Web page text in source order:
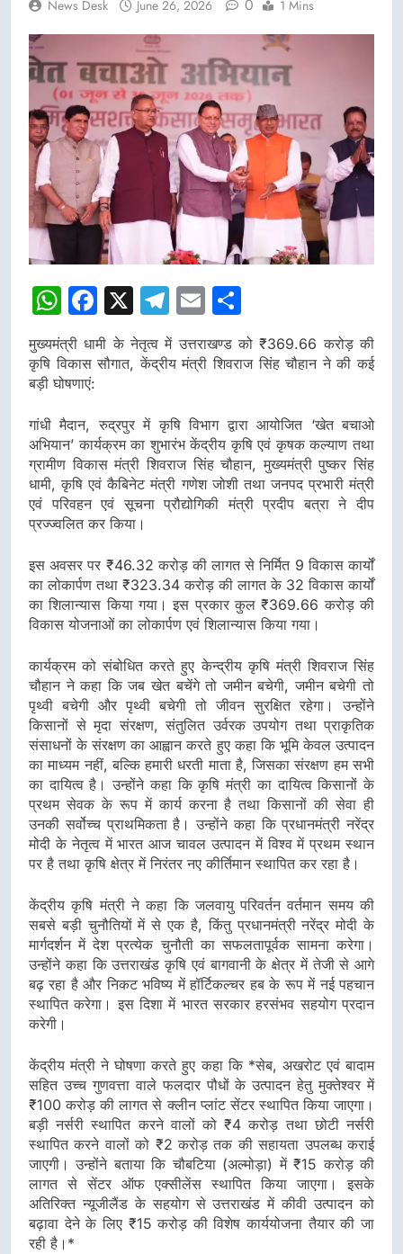
News Desk June 26, 2026 0 1 Mins
WhatsApp
Facebook
X Telegram
Email
मुख्यमंत्री धामी के नेतृत्व में उत्तराखण्ड को ₹369.66 करोड़ की
कृषि विकास सौगात, केंद्रीय मंत्री शिवराज सिंह चौहान ने की कई
बड़ी घोषणाएं:
गांधी मैदान, रुद्रपुर में कृषि विभाग द्वारा आयोजित ‘खेत बचाओ
अभियान’ कार्यक्रम का शुभारंभ केंद्रीय कृषि एवं कृषक कल्याण तथा
ग्रामीण विकास मंत्री शिवराज सिंह चौहान, मुख्यमंत्री पुष्कर सिंह
धामी, कृषि एवं कैबिनेट मंत्री गणेश जोशी तथा जनपद प्रभारी मंत्री
एवं परिवहन एवं सूचना प्रौद्योगिकी मंत्री प्रदीप बत्रा ने दीप
प्रज्ज्वलित कर किया।
इस अवसर पर ₹46.32 करोड़ की लागत से निर्मित 9 विकास कार्यों
का लोकार्पण तथा ₹323.34 करोड़ की लागत के 32 विकास कार्यों
का शिलान्यास किया गया। इस प्रकार कुल ₹369.66 करोड़ की
विकास योजनाओं का लोकार्पण एवं शिलान्यास किया गया।
कार्यक्रम को संबोधित करते हुए केन्द्रीय कृषि मंत्री शिवराज सिंह
चौहान ने कहा कि जब खेत बचेंगे तो जमीन बचेगी, जमीन बचेगी तो
पृथ्वी बचेगी और पृथ्वी बचेगी तो जीवन सुरक्षित रहेगा। उन्होंने
किसानों से मृदा संरक्षण, संतुलित उर्वरक उपयोग तथा प्राकृतिक
संसाधनों के संरक्षण का आह्वान करते हुए कहा कि भूमि केवल उत्पादन
का माध्यम नहीं, बल्कि हमारी धरती माता है, जिसका संरक्षण हम सभी
का दायित्व है। उन्होंने कहा कि कृषि मंत्री का दायित्व किसानों के
प्रथम सेवक के रूप में कार्य करना है तथा किसानों की सेवा ही
उनकी सर्वोच्च प्राथमिकता है। उन्होंने कहा कि प्रधानमंत्री नरेंद्र
मोदी के नेतृत्व में भारत आज चावल उत्पादन में विश्व में प्रथम स्थान
पर है तथा कृषि क्षेत्र में निरंतर नए कीर्तिमान स्थापित कर रहा है।
केंद्रीय कृषि मंत्री ने कहा कि जलवायु परिवर्तन वर्तमान समय की
सबसे बड़ी चुनौतियों में से एक है, किंतु प्रधानमंत्री नरेंद्र मोदी के
मार्गदर्शन में देश प्रत्येक चुनौती का सफलतापूर्वक सामना करेगा।
उन्होंने कहा कि उत्तराखंड कृषि एवं बागवानी के क्षेत्र में तेजी से आगे
बढ़ रहा है और निकट भविष्य में हॉर्टिकल्चर हब के रूप में नई पहचान
स्थापित करेगा। इस दिशा में भारत सरकार हरसंभव सहयोग प्रदान
करेगी।
केंद्रीय मंत्री ने घोषणा करते हुए कहा कि *सेब, अखरोट एवं बादाम
सहित उच्च गुणवत्ता वाले फलदार पौधों के उत्पादन हेतु मुक्तेश्वर में
₹100 करोड़ की लागत से क्लीन प्लांट सेंटर स्थापित किया जाएगा।
बड़ी नर्सरी स्थापित करने वालों को ₹4 करोड़ तथा छोटी नर्सरी
स्थापित करने वालों को ₹2 करोड़ तक की सहायता उपलब्ध कराई
जाएगी। उन्होंने बताया कि चौबटिया (अल्मोड़ा) में ₹15 करोड़ की
लागत से सेंटर ऑफ एक्सीलेंस स्थापित किया जाएगा। इसके
अतिरिक्त न्यूजीलैंड के सहयोग से उत्तराखंड में कीवी उत्पादन को
बढ़ावा देने के लिए ₹15 करोड़ की विशेष कार्ययोजना तैयार की जा
रही है।*